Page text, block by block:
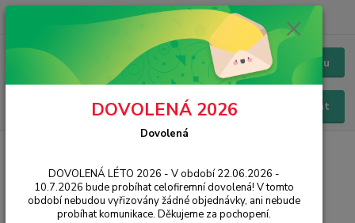
Menu
Hledat
Chat / Online podpora - 24/7
Galaxy A21
DOVOLENÁ 2026
Dovolená
DOVOLENÁ LÉTO 2026 - V období 22.06.2026 -
10.7.2026 bude probíhat celofiremní dovolená! V tomto
období nebudou vyřizovány žádné objednávky, ani nebude
probíhat komunikace. Děkujeme za pochopení.